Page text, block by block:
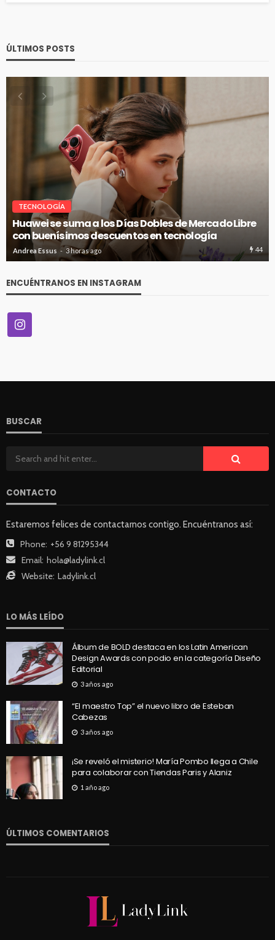
ÚLTIMOS POSTS
VITRINA
SNOBBY INAUGURA SU PRIMER FLAGSHIP EN CENCO
COSTANERA
Andrea Essus 4 horas ago 46
ENCUÉNTRANOS EN INSTAGRAM
BUSCAR
CONTACTO
Estaremos felices de contactarnos contigo. Encuéntranos así:
Phone: +56 9 81295344
Email: hola@ladylink.cl
Website: Ladylink.cl
LO MÁS LEÍDO
Álbum de BOLD destaca en los Latin American
Design Awards con podio en la categoría Diseño
Editorial
3 años ago
“El maestro Top” el nuevo libro de Esteban
Cabezas
3 años ago
¡Se reveló el misterio! María Pombo llega a Chile
para colaborar con Tiendas Paris y Alaniz
1 año ago
ÚLTIMOS COMENTARIOS